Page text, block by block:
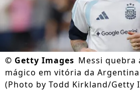
© Getty Images Messi quebra
mágico em vitória da
(Photo by Todd Kirkland/Getty